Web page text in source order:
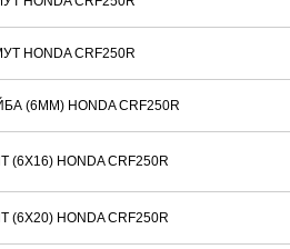
HONDA CRF250R
(6MM) HONDA CRF250R
(6X16) HONDA CRF250R
(6X20) HONDA CRF250R